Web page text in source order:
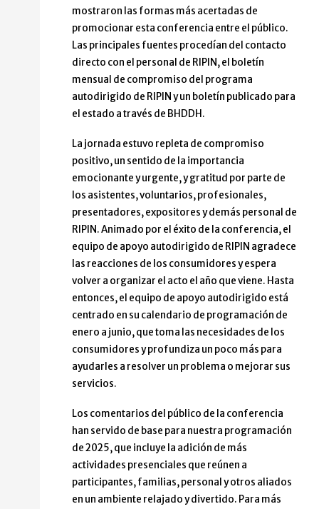
mostraron las formas más acertadas de
promocionar esta conferencia entre el público.
Las principales fuentes procedían del contacto
directo con el personal de RIPIN, el boletín
mensual de compromiso del programa
autodirigido de RIPIN y un boletín publicado para
el estado a través de BHDDH.
La jornada estuvo repleta de compromiso
positivo, un sentido de la importancia
emocionante y urgente, y gratitud por parte de
los asistentes, voluntarios, profesionales,
presentadores, expositores y demás personal de
RIPIN. Animado por el éxito de la conferencia, el
equipo de apoyo autodirigido de RIPIN agradece
las reacciones de los consumidores y espera
volver a organizar el acto el año que viene. Hasta
entonces, el equipo de apoyo autodirigido está
centrado en su calendario de programación de
enero a junio, que toma las necesidades de los
consumidores y profundiza un poco más para
ayudarles a resolver un problema o mejorar sus
servicios.
Los comentarios del público de la conferencia
han servido de base para nuestra programación
de 2025, que incluye la adición de más
actividades presenciales que reúnen a
participantes, familias, personal y otros aliados
en un ambiente relajado y divertido. Para más